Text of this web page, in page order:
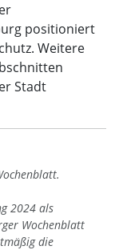
positioniert
Weitere
Stadt
2024 als
Wochenblatt
die